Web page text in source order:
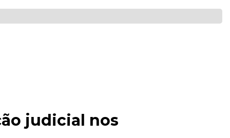
judicial nos